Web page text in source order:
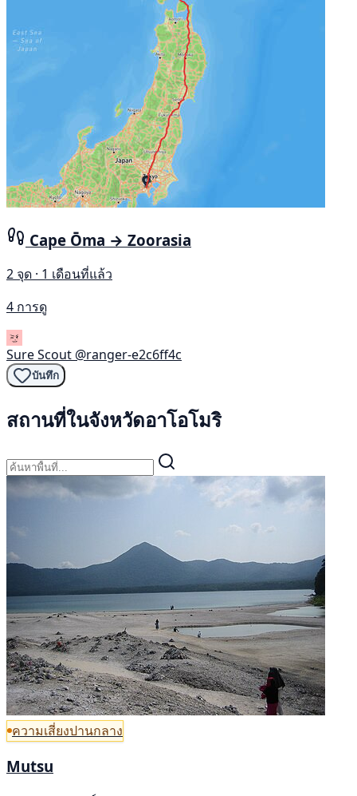
Cape Ōma → Zoorasia
2 จุด · 1 เดือนที่แล้ว
4 การดู
Sure Scout @ranger-e2c6ff4c
บันทึก
สถานที่ในจังหวัดอาโอโมริ
ความเสี่ยงปานกลาง
Mutsu